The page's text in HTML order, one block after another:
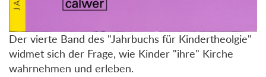
Der vierte Band des "Jahrbuchs für Kindertheolgie"
widmet sich der Frage, wie Kinder "ihre" Kirche
wahrnehmen und erleben.